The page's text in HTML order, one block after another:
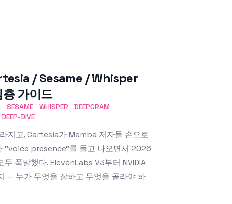
/ Sesame / Whisper
가이드
SESAME WHISPER
DEEPGRAM
DEEP-DIVE
지고, Cartesia가 Mamba 저자들 손으로
"voice presence"를 들고 나오면서 2026
두 폭발했다. ElevenLabs V3부터 NVIDIA
— 누가 무엇을 잘하고 무엇을 골라야 하